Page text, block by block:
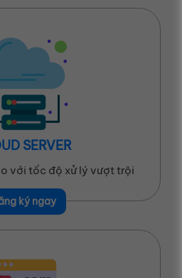
SERVER
với tốc độ xử lý vượt trội
ký ngay